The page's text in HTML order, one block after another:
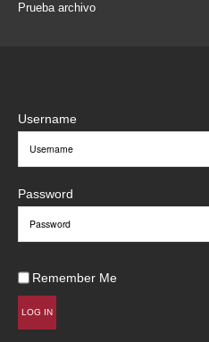
Prueba archivo
Username
Password
Remember Me
LOG IN